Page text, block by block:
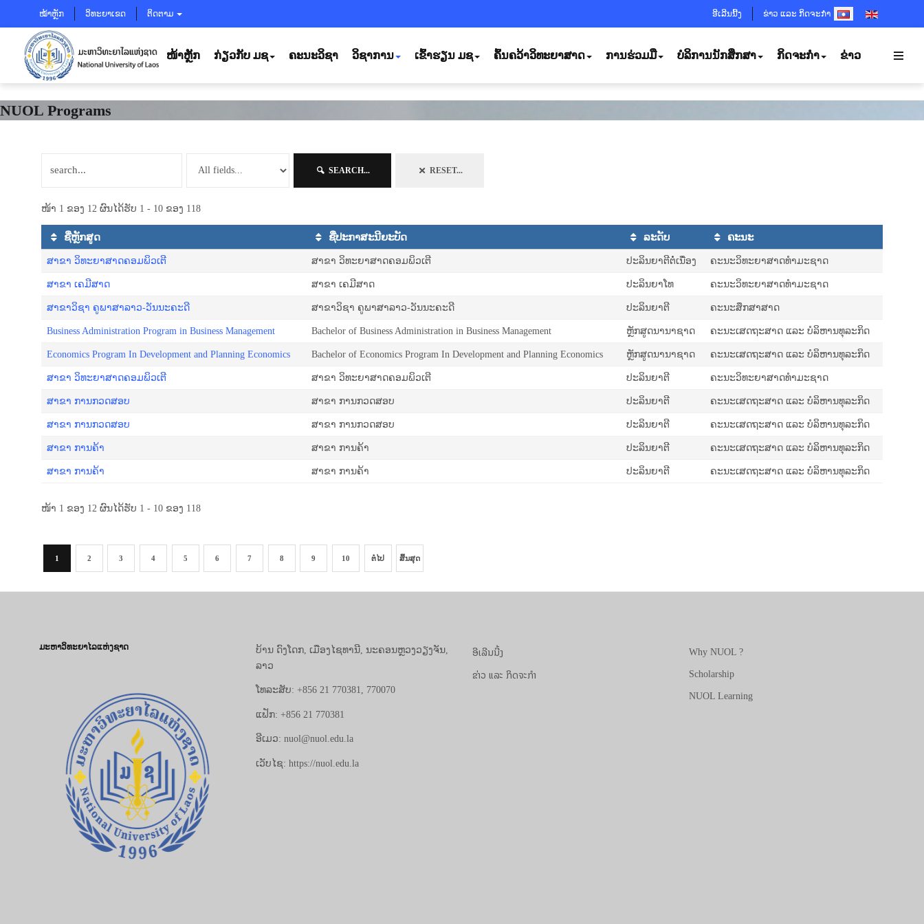
ໝ້າຫຼັກ ວິທະຍາເຂດ ຕິດຕາມ ອີເລີນນີ້ງ ຂ່າວ ແລະ ກິດຈະກຳSELECT YOUR
ໜ້າຫຼັກ ກ່ຽວກັບ ມຊ ຄະນະວິຊາ ວິຊາການ ເຂົ້າຮຽນ ມຊ ຄົ້ນຄວ້າວິທະຍາສາດ ການຮ່ວມມື ບໍລິການນັກສຶກສາ ກິດຈະກຳ ຂ່າວ
NUOL Programs
SEARCH... RESET...
ໜ້າ 1 ຂອງ 12 ຜົນໄດ້ຮັບ 1 - 10 ຂອງ 118
ຊື່ຫຼັກສູດ ຊື່ປະກາສະນີຍະບັດ ລະດັບ ຄະນະ
ສາຂາ ວິທະຍາສາດຄອມພິວເຕີ ສາຂາ ວິທະຍາສາດຄອມພິວເຕີ ປະລິນຍາຕີຕໍ່ເນື່ອງ ຄະນະວິທະຍາສາດທຳມະຊາດ
ສາຂາ ເຄມີສາດ ສາຂາ ເຄມີສາດ ປະລິນຍາໂທ ຄະນະວິທະຍາສາດທຳມະຊາດ
ສາຂາວິຊາ ຄູພາສາລາວ-ວັນນະຄະດີ ສາຂາວິຊາ ຄູພາສາລາວ-ວັນນະຄະດີ ປະລິນຍາຕີ ຄະນະສຶກສາສາດ
Business Administration Program in Business Management Bachelor of Business Administration in Business Management ຫຼັກສູດນານາຊາດ ຄະນະເສດຖະສາດ ແລະ ບໍລິຫານທຸລະກິດ
Economics Program In Development and Planning Economics Bachelor of Economics Program In Development and Planning Economics ຫຼັກສູດນານາຊາດ ຄະນະເສດຖະສາດ ແລະ ບໍລິຫານທຸລະກິດ
ສາ­ຂາ ວິ­ທະ­ຍາ­ສາດ​ຄອມ​ພິວ​ເຕີ ສາ­ຂາ ວິ­ທະ­ຍາ­ສາດ​ຄອມ​ພິວ​ເຕີ ປະລິນຍາຕີ ຄະນະວິທະຍາສາດທຳມະຊາດ
ສາຂາ ການກວດສອບ ສາຂາ ການກວດສອບ ປະລິນຍາຕີ ຄະນະເສດຖະສາດ ແລະ ບໍລິຫານທຸລະກິດ
ສາຂາ ການກວດສອບ ສາຂາ ການກວດສອບ ປະລິນຍາຕີ ຄະນະເສດຖະສາດ ແລະ ບໍລິຫານທຸລະກິດ
ສາຂາ ການຄ້າ ສາຂາ ການຄ້າ ປະລິນຍາຕີ ຄະນະເສດຖະສາດ ແລະ ບໍລິຫານທຸລະກິດ
ສາຂາ ການຄ້າ ສາຂາ ການຄ້າ ປະລິນຍາຕີ ຄະນະເສດຖະສາດ ແລະ ບໍລິຫານທຸລະກິດ
ໜ້າ 1 ຂອງ 12 ຜົນໄດ້ຮັບ 1 - 10 ຂອງ 118
1 2 3 4 5 6 7 8 9 10 ຕໍ່ໄປ ສິ້ນສຸດ
ມະຫາວິທະຍາໄລແຫ່ງຊາດ
ບ້ານ ດົງໂດກ, ເມືອງໄຊທານີ, ນະຄອນຫຼວງວຽງຈັນ,
ລາວ
ໂທລະສັບ: +856 21 770381, 770070
ແຟັກ: +856 21 770381
ອີເມວ: nuol@nuol.edu.la
ເວັບໄຊ: https://nuol.edu.la
ອີເລີນນີ້ງ
ຂ່າວ ແລະ ກິດຈະກຳ
Why NUOL ?
Scholarship
NUOL Learning